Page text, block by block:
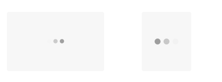
Dodaj k primerjavi